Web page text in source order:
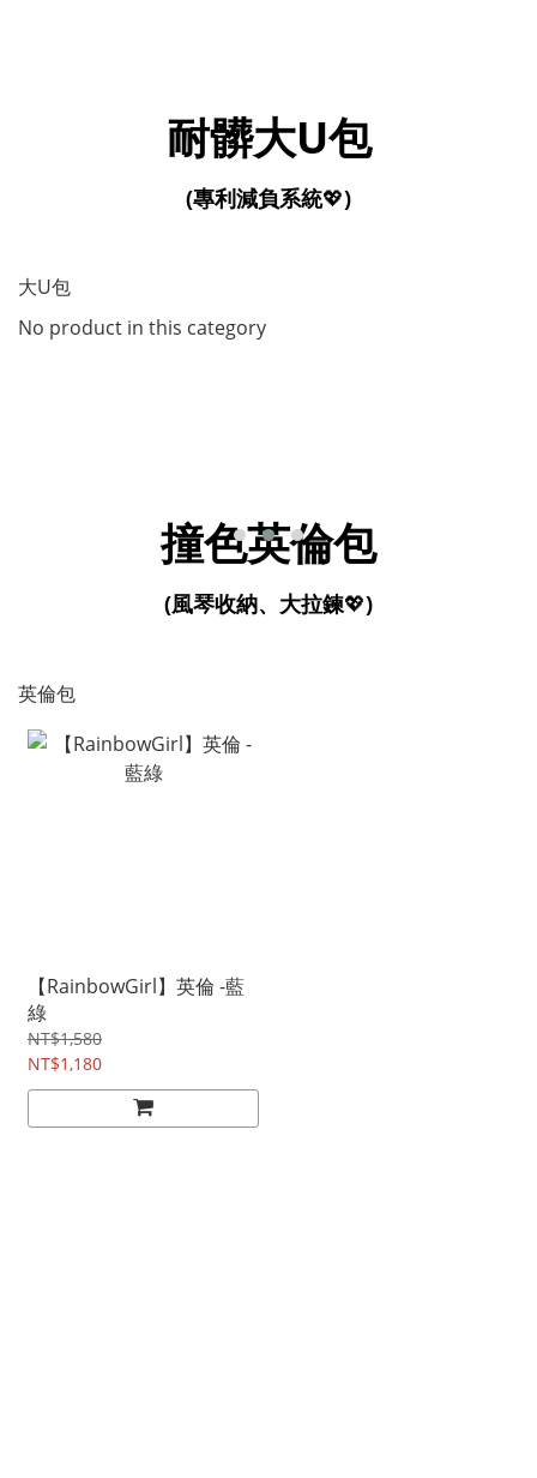
耐髒大U包
(專利減負系統💖)
大U包
No product in this category
撞色英倫包
(風琴收納、大拉鍊💖)
英倫包
【RainbowGirl】英倫 -藍
綠
NT$1,580
NT$1,180